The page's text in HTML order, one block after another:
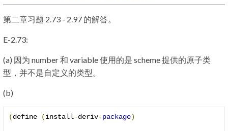
第二章习题 2.73 - 2.97 的解答。
E-2.73:
(a) 因为 number 和 variable 使用的是 scheme 提供的原子类
型，并不是自定义的类型。
(b)
(define (install-deriv-package)